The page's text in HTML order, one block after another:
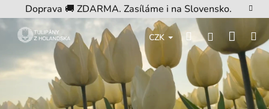
na
obsah
Doprava 🚚 ZDARMA. Zasíláme i na Slovensko.
CZK HledatPřihlášení
košík